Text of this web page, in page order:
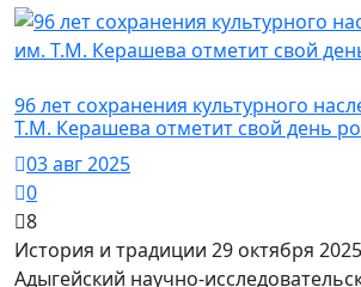
96 лет сохранения культурного
Т.М. Керашева отметит свой день
03 авг 2025
0
8
История и традиции 29 октября
Адыгейский научно-